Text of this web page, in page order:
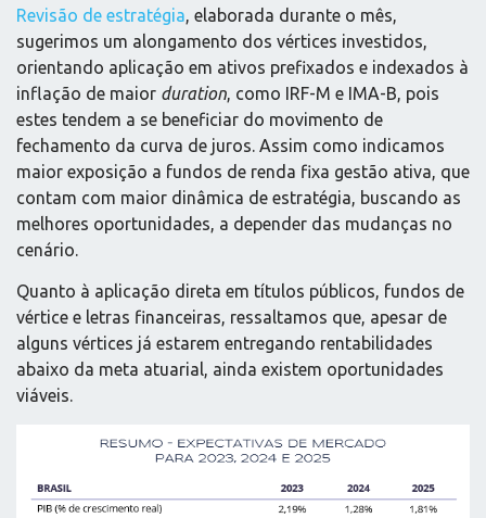
Revisão de estratégia, elaborada durante o mês,
sugerimos um alongamento dos vértices investidos,
orientando aplicação em ativos prefixados e indexados à
inflação de maior duration, como IRF-M e IMA-B, pois
estes tendem a se beneficiar do movimento de
fechamento da curva de juros. Assim como indicamos
maior exposição a fundos de renda fixa gestão ativa, que
contam com maior dinâmica de estratégia, buscando as
melhores oportunidades, a depender das mudanças no
cenário.
Quanto à aplicação direta em títulos públicos, fundos de
vértice e letras financeiras, ressaltamos que, apesar de
alguns vértices já estarem entregando rentabilidades
abaixo da meta atuarial, ainda existem oportunidades
viáveis.